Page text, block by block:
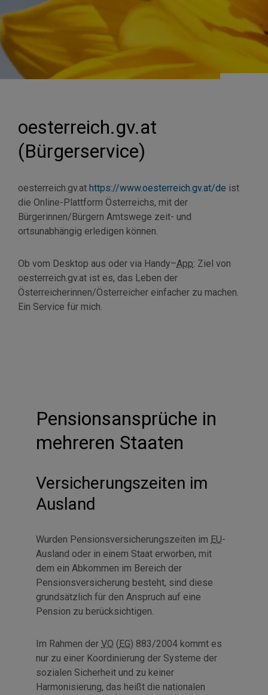
oesterreich.gv.at
(Bürgerservice)
oesterreich.gv.at https://www.oesterreich.gv.at/de ist
die Online-Plattform Österreichs, mit der
Bürgerinnen/Bürgern Amtswege zeit- und
ortsunabhängig erledigen können.
Ob vom Desktop aus oder via Handy–App: Ziel von
oesterreich.gv.at ist es, das Leben der
Österreicherinnen/Österreicher einfacher zu machen.
Ein Service für mich.
Pensionsansprüche in
mehreren Staaten
Versicherungszeiten im
Ausland
Wurden Pensionsversicherungszeiten im EU-
Ausland oder in einem Staat erworben, mit
dem ein Abkommen im Bereich der
Pensionsversicherung besteht, sind diese
grundsätzlich für den Anspruch auf eine
Pension zu berücksichtigen.
Im Rahmen der VO (EG) 883/2004 kommt es
nur zu einer Koordinierung der Systeme der
sozialen Sicherheit und zu keiner
Harmonisierung, das heißt die nationalen